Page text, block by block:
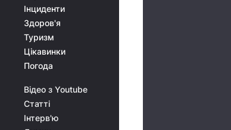
Інциденти
Здоров'я
Туризм
Цікавинки
Погода
Відео з Youtube
Статті
Інтерв'ю